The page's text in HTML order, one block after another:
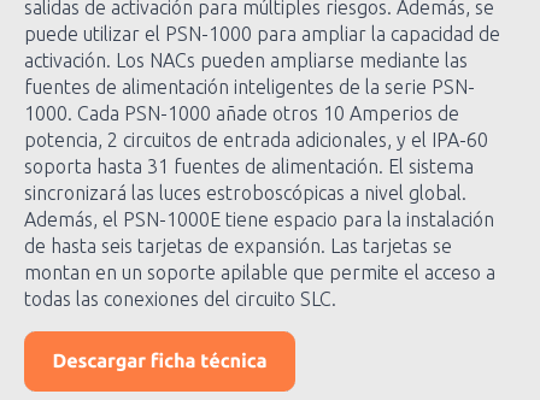
salidas de activación para múltiples riesgos. Además, se
puede utilizar el PSN-1000 para ampliar la capacidad de
activación. Los NACs pueden ampliarse mediante las
fuentes de alimentación inteligentes de la serie PSN-
1000. Cada PSN-1000 añade otros 10 Amperios de
potencia, 2 circuitos de entrada adicionales, y el IPA-60
soporta hasta 31 fuentes de alimentación. El sistema
sincronizará las luces estroboscópicas a nivel global.
Además, el PSN-1000E tiene espacio para la instalación
de hasta seis tarjetas de expansión. Las tarjetas se
montan en un soporte apilable que permite el acceso a
todas las conexiones del circuito SLC.